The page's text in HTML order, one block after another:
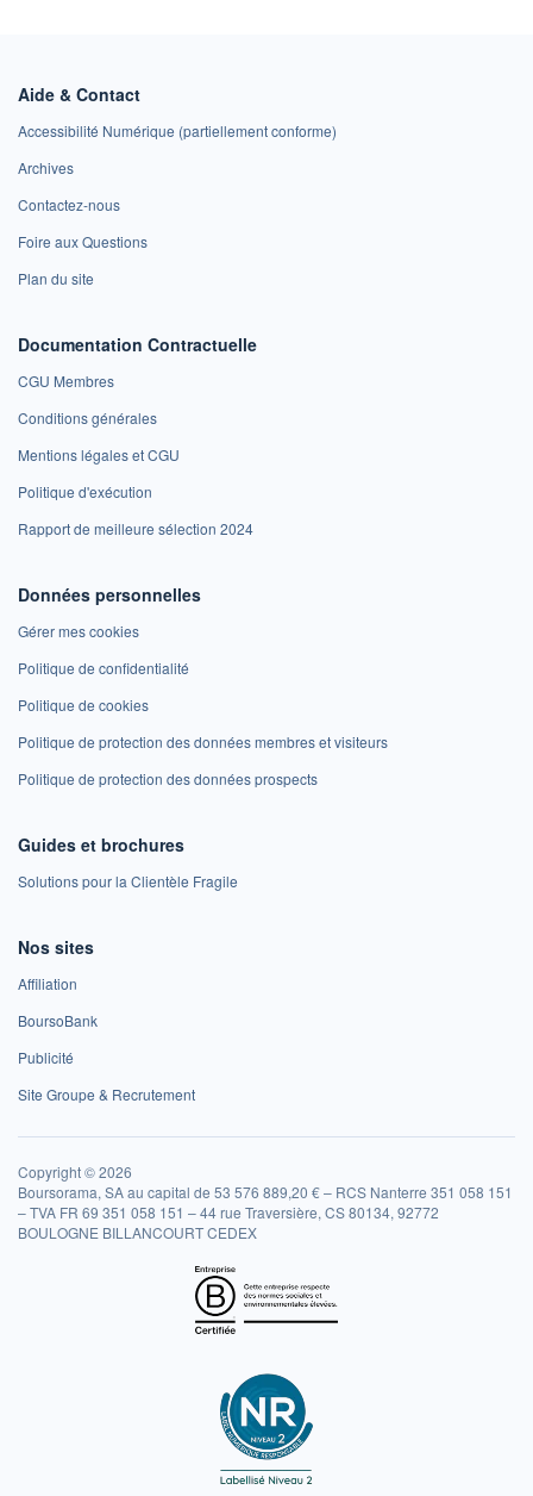
Aide & Contact
Accessibilité Numérique (partiellement conforme)
Archives
Contactez-nous
Foire aux Questions
Plan du site
Documentation Contractuelle
CGU Membres
Conditions générales
Mentions légales et CGU
Politique d'exécution
Rapport de meilleure sélection 2024
Données personnelles
Gérer mes cookies
Politique de confidentialité
Politique de cookies
Politique de protection des données membres et visiteurs
Politique de protection des données prospects
Guides et brochures
Solutions pour la Clientèle Fragile
Nos sites
Affiliation
BoursoBank
Publicité
Site Groupe & Recrutement
Copyright © 2026
Boursorama, SA au capital de 53 576 889,20 € – RCS Nanterre 351 058 151
– TVA FR 69 351 058 151 – 44 rue Traversière, CS 80134, 92772
BOULOGNE BILLANCOURT CEDEX